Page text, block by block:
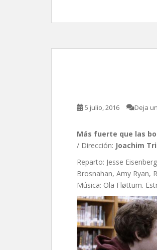
5 julio, 2016 Deja
Más fuerte que las
/ Dirección: Joachim
Reparto: Jesse
Brosnahan, Amy Ryan,
Música: Ola Fløttum.